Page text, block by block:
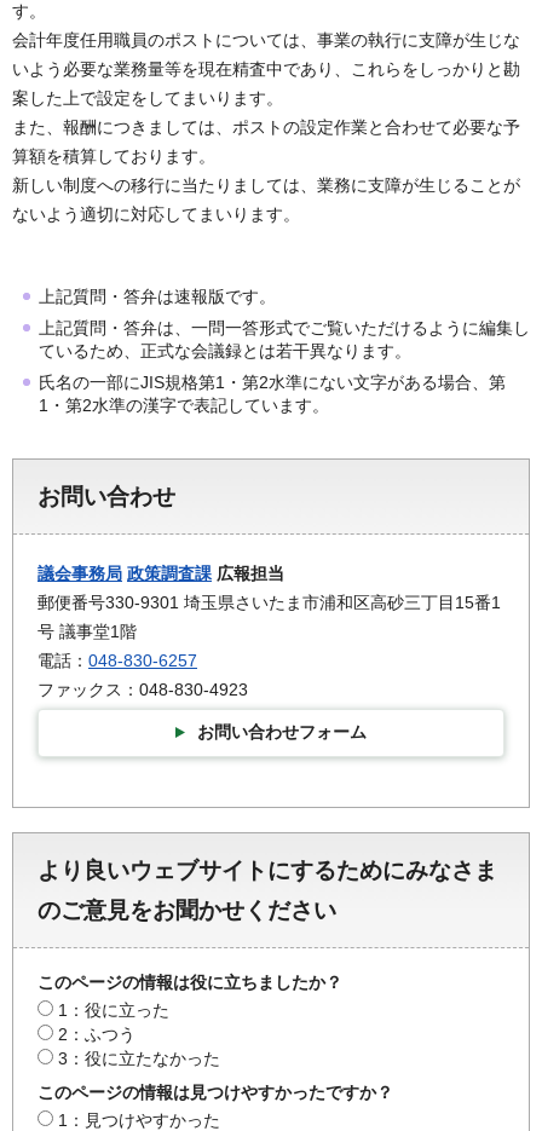
す。
会計年度任用職員のポストについては、事業の執行に支障が生じな
いよう必要な業務量等を現在精査中であり、これらをしっかりと勘
案した上で設定をしてまいります。
また、報酬につきましては、ポストの設定作業と合わせて必要な予
算額を積算しております。
新しい制度への移行に当たりましては、業務に支障が生じることが
ないよう適切に対応してまいります。
上記質問・答弁は速報版です。
上記質問・答弁は、一問一答形式でご覧いただけるように編集し
ているため、正式な会議録とは若干異なります。
氏名の一部にJIS規格第1・第2水準にない文字がある場合、第
1・第2水準の漢字で表記しています。
お問い合わせ
議会事務局 政策調査課 広報担当
郵便番号330-9301 埼玉県さいたま市浦和区高砂三丁目15番1
号 議事堂1階
電話： 048-830-6257
ファックス：048-830-4923
お問い合わせフォーム
より良いウェブサイトにするためにみなさま
のご意見をお聞かせください
このページの情報は役に立ちましたか？
1：役に立った
2：ふつう
3：役に立たなかった
このページの情報は見つけやすかったですか？
1：見つけやすかった